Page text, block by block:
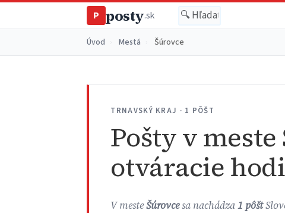
P posty.sk
Úvod Mestá Šúrovce
TRNAVSKÝ KRAJ · 1 PÔŠT
Pošty v meste
otváracie
V mesteŠúrovcesa nachádza1 pôšt